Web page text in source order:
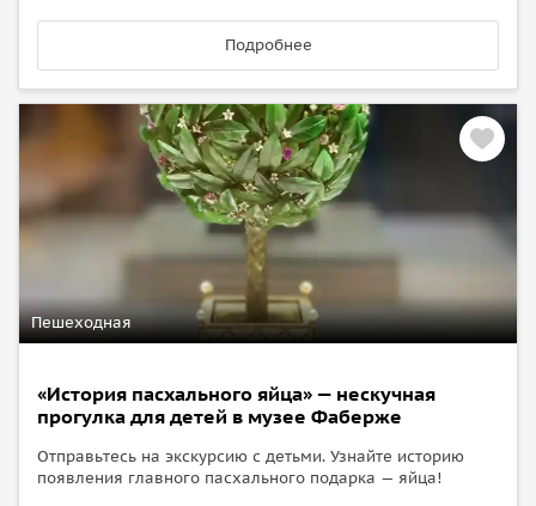
Подробнее
Пешеходная
«История пасхального яйца» — нескучная
прогулка для детей в музее Фаберже
Отправьтесь на экскурсию с детьми. Узнайте историю
появления главного пасхального подарка — яйца!